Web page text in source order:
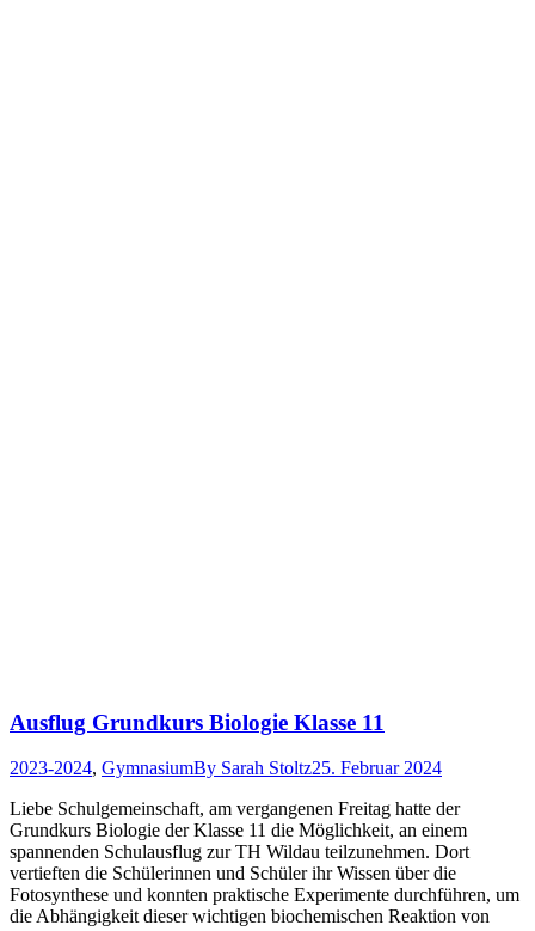
Ausflug Grundkurs Biologie Klasse 11
2023-2024, GymnasiumBy Sarah Stoltz25. Februar 2024
Liebe Schulgemeinschaft, am vergangenen Freitag hatte der
Grundkurs Biologie der Klasse 11 die Möglichkeit, an einem
spannenden Schulausflug zur TH Wildau teilzunehmen. Dort
vertieften die Schülerinnen und Schüler ihr Wissen über die
Fotosynthese und konnten praktische Experimente durchführen, um
die Abhängigkeit dieser wichtigen biochemischen Reaktion von